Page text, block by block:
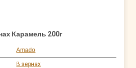
Карамель 200г
Amado
В зернах